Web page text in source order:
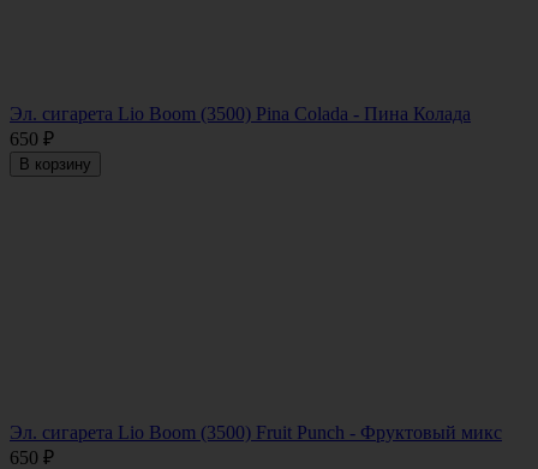
Эл. сигарета Lio Boom (3500) Pina Colada - Пина Колада
650 ₽
В корзину
Эл. сигарета Lio Boom (3500) Fruit Punch - Фруктовый микс
650 ₽